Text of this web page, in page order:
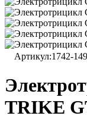
Артикул:1742-
TRIKE